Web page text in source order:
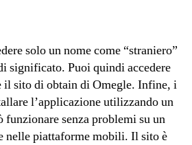
solo un nome come “straniero”
significato. Puoi quindi accedere
il sito di obtain di Omegle. Infine, i
l’applicazione utilizzando un
funzionare senza problemi su un
nelle piattaforme mobili. Il sito è